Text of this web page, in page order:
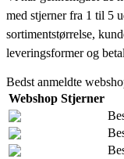
med stjerner fra 1 til 5
sortimentstørrelse,
leveringsformer og
Bedst anmeldte
Webshop Stjerner